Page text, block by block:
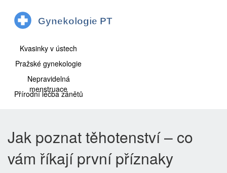
Kvasinky v ústech
Pražské gynekologie
Nepravidelná
menstruace
Přírodní léčba zánětů
Jak poznat těhotenství – co
vám říkají první příznaky